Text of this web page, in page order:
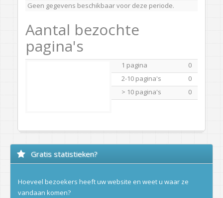
Geen gegevens beschikbaar voor deze periode.
Aantal bezochte
pagina's
1 pagina
0
2-10 pagina's
0
> 10 pagina's
0
Gratis statistieken?
Hoeveel bezoekers heeft uw website en weet u waar ze
vandaan komen?